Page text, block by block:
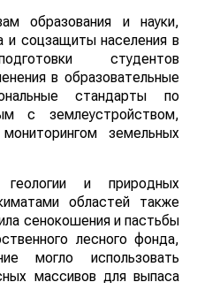
образования и науки,
и соцзащиты населения в
студентов
в образовательные
стандарты по
с землеустройством,
земельных
геологии и природных
областей также
сенокошения и пастьбы
лесного фонда,
могло использовать
массивов для выпаса